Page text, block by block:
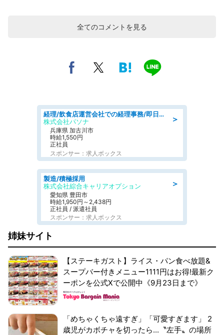
全てのコメントを見る
＞
経理/飲食店運営会社での経理事務/即日勤務可/車通勤可/経理/一般事務
株式会社パソナ
兵庫県 加古川市
時給1,550円
正社員
スポンサー：求人ボックス
＞
製造/積極採用
株式会社綜合キャリアオプション
愛知県 豊田市
時給1,950円～2,438円
正社員 / 派遣社員
スポンサー：求人ボックス
姉妹サイト
【ステーキガスト】ライス・パン食べ放題&
スープバー付きメニュー1111円はお得!最新ク
ーポンを公式Xで公開中《9月23日まで》
「めちゃくちゃ遠すぎ」「可愛すぎます」 2
歳児がカボチャを切ったら...〝左手〟の場所